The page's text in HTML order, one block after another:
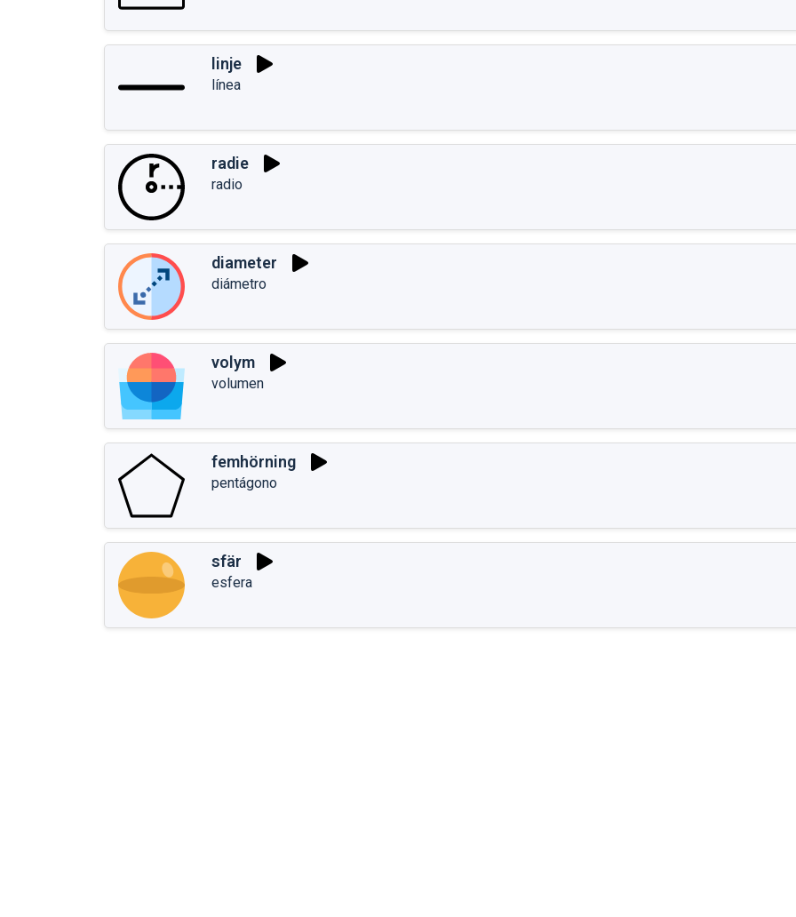
linje
línea
radie
radio
diameter
diámetro
volym
volumen
femhörning
pentágono
sfär
esfera